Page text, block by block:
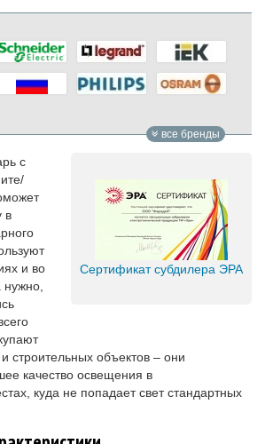
все бренды
Сертификат субдилера ЭРА
с
в
и во
нужно,
строительных объектов – они
качество освещения в
куда не попадает свет стандартных